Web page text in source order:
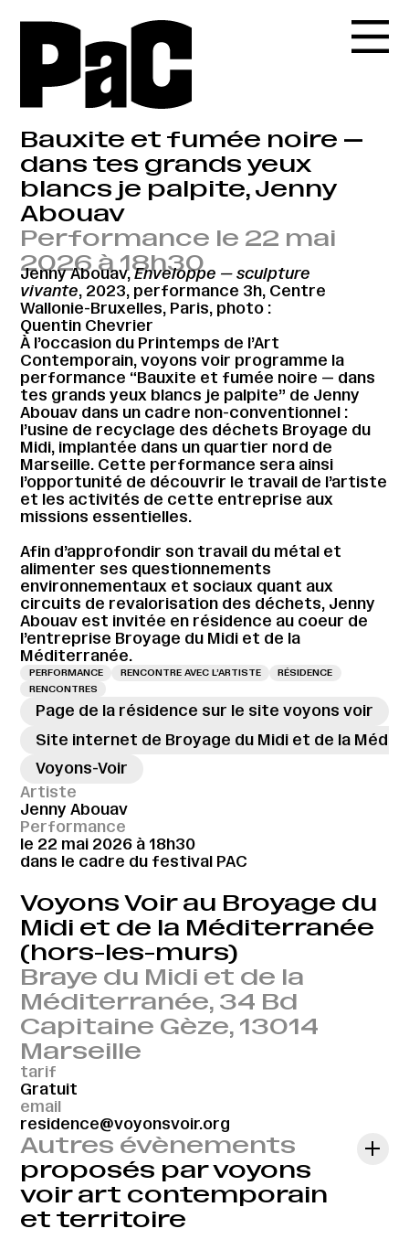
Bauxite et fumée noire —
dans tes grands yeux
blancs je palpite, Jenny
Abouav
Performance le 22 mai
2026 à 18h30
Jenny Abouav,Enveloppe — sculpture
vivante, 2023, performance 3h, Centre
Wallonie-Bruxelles, Paris, photo :
Quentin Chevrier
À l’occasion du Printemps de l’Art
Contemporain, voyons voir programme la
performance “Bauxite et fumée noire — dans
tes grands yeux blancs je palpite” de Jenny
Abouav dans un cadre non-conventionnel :
l’usine de recyclage des déchets Broyage du
Midi, implantée dans un quartier nord de
Marseille. Cette performance sera ainsi
l’opportunité de découvrir le travail de l’artiste
et les activités de cette entreprise aux
missions essentielles.
Afin d’approfondir son travail du métal et
alimenter ses questionnements
environnementaux et sociaux quant aux
circuits de revalorisation des déchets, Jenny
Abouav est invitée en résidence au coeur de
l’entreprise Broyage du Midi et de la
Méditerranée.
PERFORMANCE RENCONTRE AVEC L’ARTISTE
RÉSIDENCE
RENCONTRES
Page de la résidence sur le site voyons voir
Site internet de Broyage du Midi et de la
Voyons-Voir
Artiste
Jenny Abouav
Performance
le 22 mai 2026 à 18h30
dans le cadre du festival PAC
Voyons Voir au Broyage du
Midi et de la Méditerranée
(hors-les-murs)
Braye du Midi et de la
Méditerranée, 34 Bd
Capitaine Gèze, 13014
Marseille
tarif
Gratuit
email
residence@voyonsvoir.org
Autres évènements
proposés par voyons
voir art contemporain
et territoire